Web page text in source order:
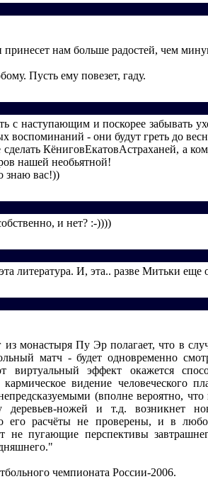
нам больше радостей, чем
Пусть ему повезет, гаду.
с наступающим и поскорее забывать
воспоминаний - они будут греть до
КёниговЕкатовАстраханей, а
нашей необьятной!
знаю вас!))
и нет? :-))))
литература. И, эта.. разве Митьки еще
монастыря Пу Эр полагает, что в
матч - будет одновременно
виртуальный эффект окажется
видение человеческого
(вполне вероятно,
деревьев-ножей и т.д. возникнет
его расчёты не проверены, и в
не пугающие перспективы
чемпионата России-2006.